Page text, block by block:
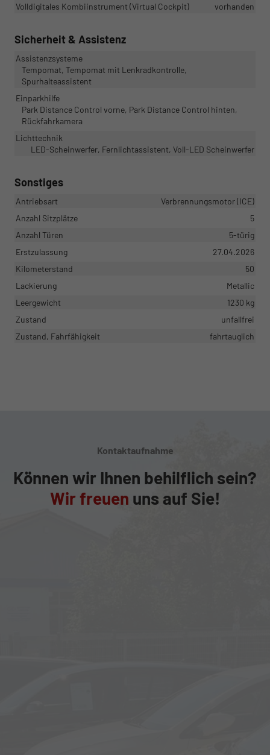
Volldigitales Kombiinstrument (Virtual Cockpit)
vorhanden
Sicherheit & Assistenz
Assistenzsysteme
Tempomat, Tempomat mit Lenkradkontrolle,
Spurhalteassistent
Einparkhilfe
Park Distance Control vorne, Park Distance Control hinten,
Rückfahrkamera
Lichttechnik
LED-Scheinwerfer, Fernlichtassistent, Voll-LED Scheinwerfer
Sonstiges
Antriebsart
Verbrennungsmotor (ICE)
Anzahl Sitzplätze
5
Anzahl Türen
5-türig
Erstzulassung
27.04.2026
Kilometerstand
50
Lackierung
Metallic
Leergewicht
1230 kg
Zustand
unfallfrei
Zustand, Fahrfähigkeit
fahrtauglich
Kontaktaufnahme
Können wir Ihnen behilflich sein?
Wir freuen uns auf Sie!